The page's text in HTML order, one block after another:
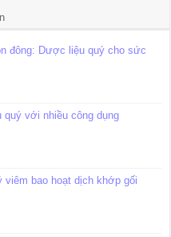
đông: Dược liệu quý cho sức
với nhiều công dụng
viêm bao hoạt dịch khớp gối